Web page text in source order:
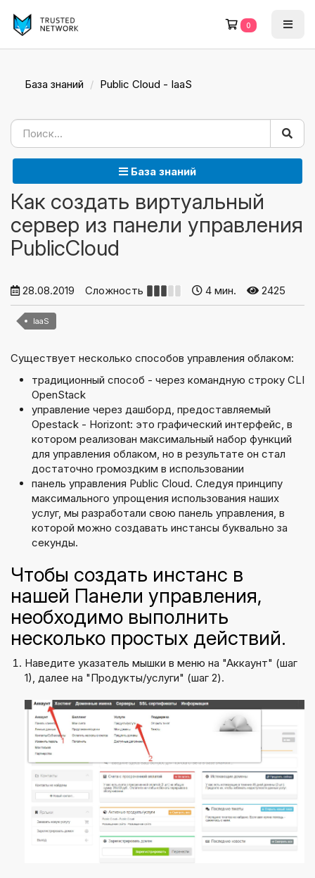
0
База знаний Public Cloud - IaaS
База знаний
Как создать виртуальный
сервер из панели управления
PublicCloud
28.08.2019 Сложность 4 мин. 2425
IaaS
Существует несколько способов управления облаком:
традиционный способ - через командную строку CLI
OpenStack
управление через дашборд, предоставляемый
Opestack - Horizont: это графический интерфейс, в
котором реализован максимальный набор функций
для управления облаком, но в результате он стал
достаточно громоздким в использовании
панель управления Public Cloud. Следуя принципу
максимального упрощения использования наших
услуг, мы разработали свою панель управления, в
которой можно создавать инстансы буквально за
секунды.
Чтобы создать инстанс в
нашей Панели управления,
необходимо выполнить
несколько простых действий.
Наведите указатель мышки в меню на "Аккаунт" (шаг
1), далее на "Продукты/услуги" (шаг 2).